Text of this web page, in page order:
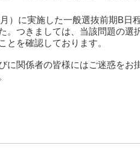
）に実施した一般選抜前期B日
。つきましては、当該問題の
とを確認しております。
に関係者の皆様にはご迷惑を